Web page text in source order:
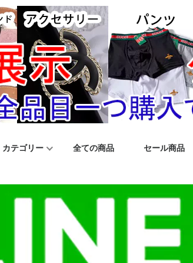
カテゴリー 全ての商品 セール商品